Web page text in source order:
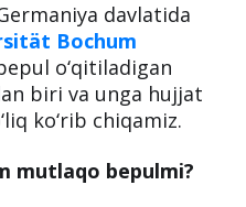
davlatida
Bochum
o‘qitiladigan
biri va unga hujjat
ko‘rib chiqamiz.
mutlaqo bepulmi?